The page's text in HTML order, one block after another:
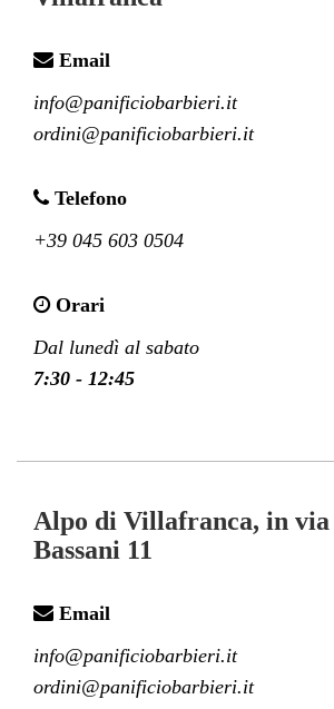
Email
info@panificiobarbieri.it
ordini@panificiobarbieri.it
Telefono
+39 045 603 0504
Orari
Dal lunedì al sabato
7:30 - 12:45
Alpo di Villafranca, in
Bassani 11
Email
info@panificiobarbieri.it
ordini@panificiobarbieri.it